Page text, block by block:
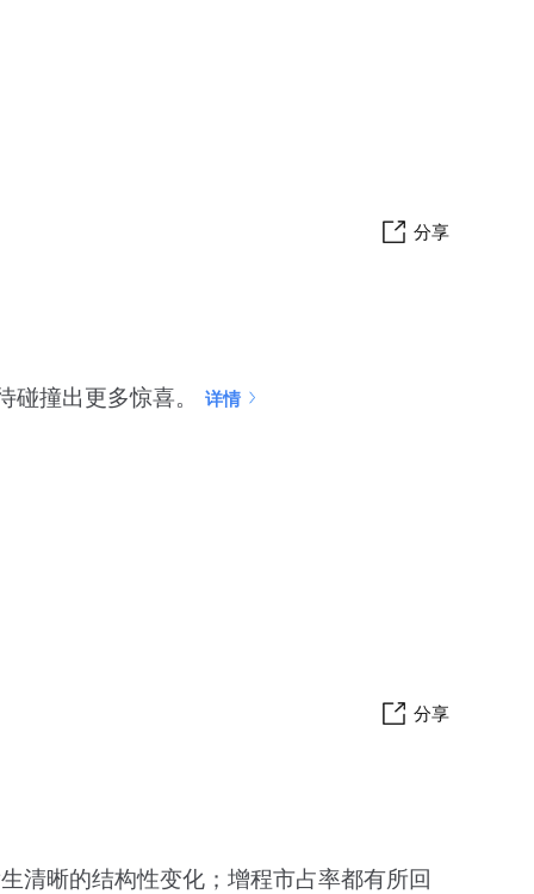
分享
撞出更多惊喜。 详情
分享
清晰的结构性变化；增程市占率都有所回